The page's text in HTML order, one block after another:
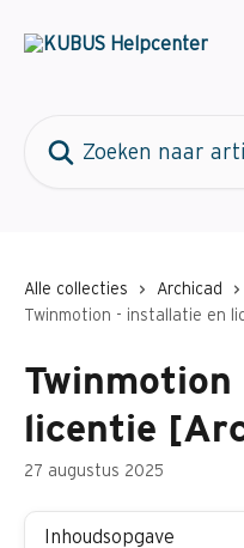
Alle collecties Archicad
Twinmotion - installatie en
licentie
27 augustus 2025
Inhoudsopgave